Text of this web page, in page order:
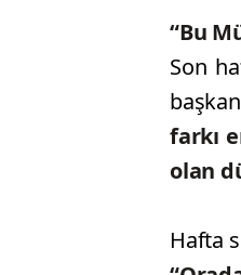
“Bu
Son
farkı
olan
Hafta